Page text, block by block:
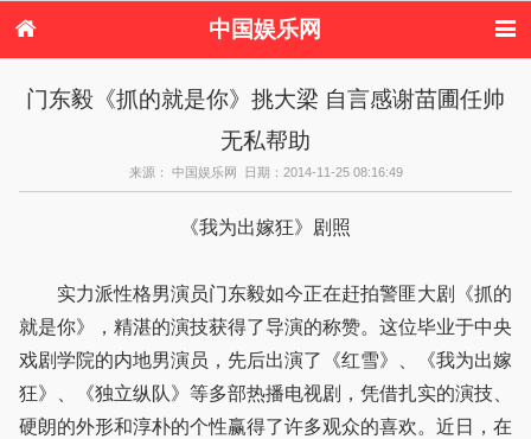
中国娱乐网
港台娱乐
日本娱乐 韩国娱乐
欧美娱乐
音乐新闻 影视新闻
港台明星八卦
日本韩国明星
欧美明星八卦
门东毅《抓的就是你》挑大梁 自言感谢苗圃任帅
无私帮助
来源： 中国娱乐网 日期：2014-11-25 08:16:49
《我为出嫁狂》剧照
实力派性格男演员门东毅如今正在赶拍警匪大剧《抓的
就是你》，精湛的演技获得了导演的称赞。这位毕业于中央
戏剧学院的内地男演员，先后出演了《红雪》、《我为出嫁
狂》、《独立纵队》等多部热播电视剧，凭借扎实的演技、
硬朗的外形和淳朴的个性赢得了许多观众的喜欢。近日，在